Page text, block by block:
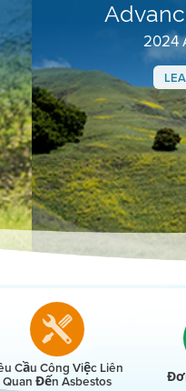
2024
Cầu Công Việc Liên
Quan Đến Asbestos